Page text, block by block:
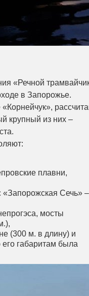
«Речной
в Запорожье.
крупный из них –
плавни,
«Запорожская Сечь» –
мосты
(300 м. в длину) и
габаритам была